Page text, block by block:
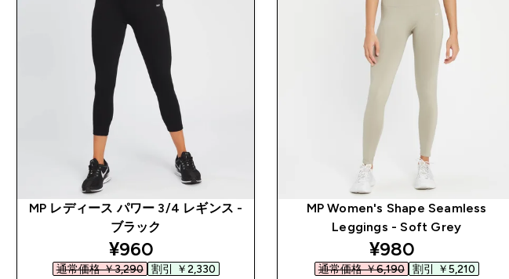
MP レディース パワー 3/4 レギンス -
ブラック
discounted price
¥960‎
通常価格 ￥3,290‎ 割引 ￥2,330‎
MP Women's Shape Seamless
Leggings - Soft Grey
discounted price
¥980‎
通常価格 ￥6,190‎ 割引 ￥5,210‎